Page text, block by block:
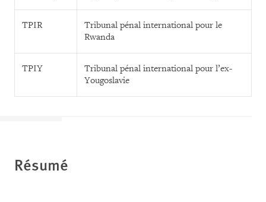
TPIR
Tribunal pénal international pour le
Rwanda
TPIY
Tribunal pénal international pour l’ex-
Yougoslavie
Résumé